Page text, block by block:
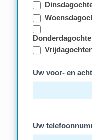
Uw voor- en
Uw